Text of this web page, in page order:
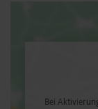
Bei